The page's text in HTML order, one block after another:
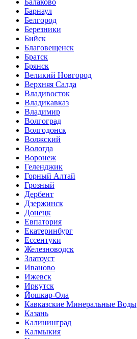
Балаково
Барнаул
Белгород
Березники
Бийск
Благовещенск
Братск
Брянск
Великий Новгород
Верхняя Салда
Владивосток
Владикавказ
Владимир
Волгоград
Волгодонск
Волжский
Вологда
Воронеж
Геленджик
Горный Алтай
Грозный
Дербент
Дзержинск
Донецк
Евпатория
Екатеринбург
Ессентуки
Железноводск
Златоуст
Иваново
Ижевск
Иркутск
Йошкар-Ола
Кавказские Минеральные Воды
Казань
Калининград
Калмыкия